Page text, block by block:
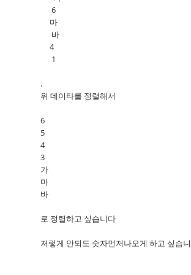
6
마
바
4
1
.
위 데이타를 정렬해서
6
5
4
3
가
마
바
로 정렬하고 싶습니다
저렇게 안되도 숫자먼저나오게 하고 싶습